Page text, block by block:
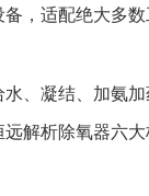
，适配绝大多数
水、凝结、加氨
解析除氧器六